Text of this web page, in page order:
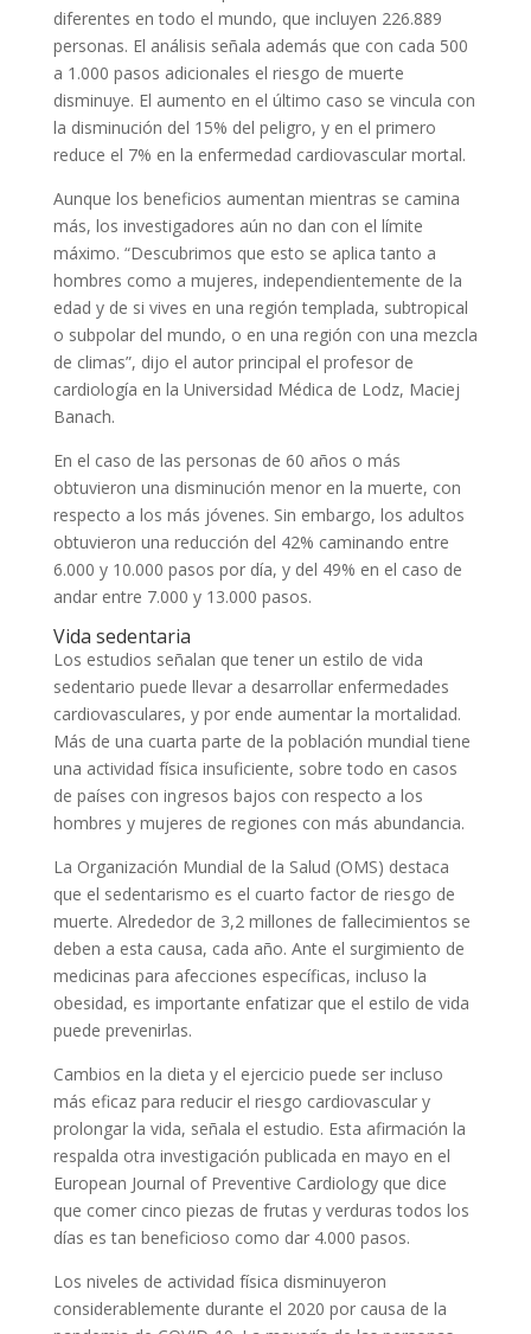
diferentes en todo el mundo, que incluyen 226.889
personas. El análisis señala además que con cada 500
a 1.000 pasos adicionales el riesgo de muerte
disminuye. El aumento en el último caso se vincula con
la disminución del 15% del peligro, y en el primero
reduce el 7% en la enfermedad cardiovascular mortal.
Aunque los beneficios aumentan mientras se camina
más, los investigadores aún no dan con el límite
máximo. “Descubrimos que esto se aplica tanto a
hombres como a mujeres, independientemente de la
edad y de si vives en una región templada, subtropical
o subpolar del mundo, o en una región con una mezcla
de climas”, dijo el autor principal el profesor de
cardiología en la Universidad Médica de Lodz, Maciej
Banach.
En el caso de las personas de 60 años o más
obtuvieron una disminución menor en la muerte, con
respecto a los más jóvenes. Sin embargo, los adultos
obtuvieron una reducción del 42% caminando entre
6.000 y 10.000 pasos por día, y del 49% en el caso de
andar entre 7.000 y 13.000 pasos.
Vida sedentaria
Los estudios señalan que tener un estilo de vida
sedentario puede llevar a desarrollar enfermedades
cardiovasculares, y por ende aumentar la mortalidad.
Más de una cuarta parte de la población mundial tiene
una actividad física insuficiente, sobre todo en casos
de países con ingresos bajos con respecto a los
hombres y mujeres de regiones con más abundancia.
La Organización Mundial de la Salud (OMS) destaca
que el sedentarismo es el cuarto factor de riesgo de
muerte. Alrededor de 3,2 millones de fallecimientos se
deben a esta causa, cada año. Ante el surgimiento de
medicinas para afecciones específicas, incluso la
obesidad, es importante enfatizar que el estilo de vida
puede prevenirlas.
Cambios en la dieta y el ejercicio puede ser incluso
más eficaz para reducir el riesgo cardiovascular y
prolongar la vida, señala el estudio. Esta afirmación la
respalda otra investigación publicada en mayo en el
European Journal of Preventive Cardiology que dice
que comer cinco piezas de frutas y verduras todos los
días es tan beneficioso como dar 4.000 pasos.
Los niveles de actividad física disminuyeron
considerablemente durante el 2020 por causa de la